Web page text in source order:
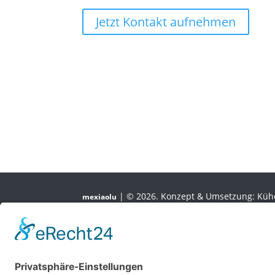
Jetzt Kontakt aufnehmen
mexiaolu | © 2026. Konzept & Umsetzung:
Folgen
Folgen